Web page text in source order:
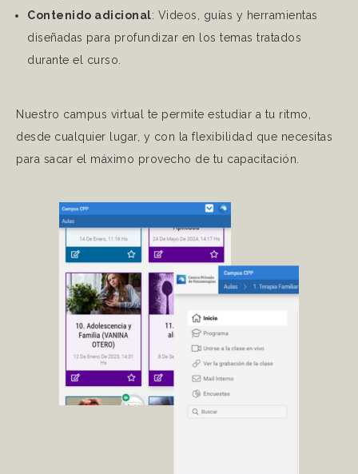
Contenido adicional: Videos, guías y herramientas
diseñadas para profundizar en los temas tratados
durante el curso.
Nuestro campus virtual te permite estudiar a tu ritmo,
desde cualquier lugar, y con la flexibilidad que necesitas
para sacar el máximo provecho de tu capacitación.